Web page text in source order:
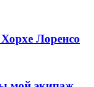
Лоренсо